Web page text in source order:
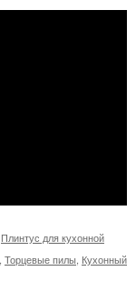
Плинтус для кухонной
Торцевые пилы Кухонный